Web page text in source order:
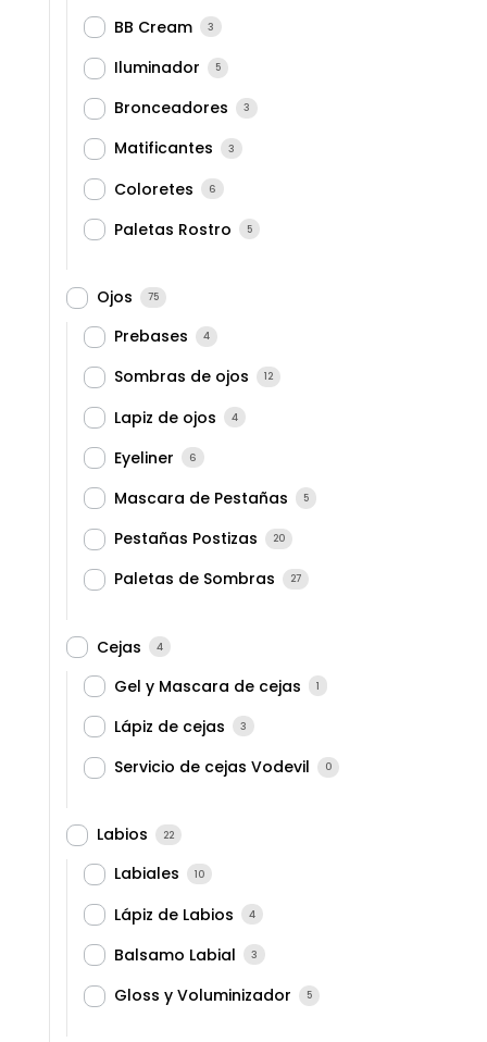
BB Cream 3
Iluminador 5
Bronceadores 3
Matificantes 3
Coloretes 6
Paletas Rostro 5
Ojos 75
Prebases 4
Sombras de ojos 12
Lapiz de ojos 4
Eyeliner 6
Mascara de Pestañas 5
Pestañas Postizas 20
Paletas de Sombras 27
Cejas 4
Gel y Mascara de cejas 1
Lápiz de cejas 3
Servicio de cejas Vodevil 0
Labios 22
Labiales 10
Lápiz de Labios 4
Balsamo Labial 3
Gloss y Voluminizador 5